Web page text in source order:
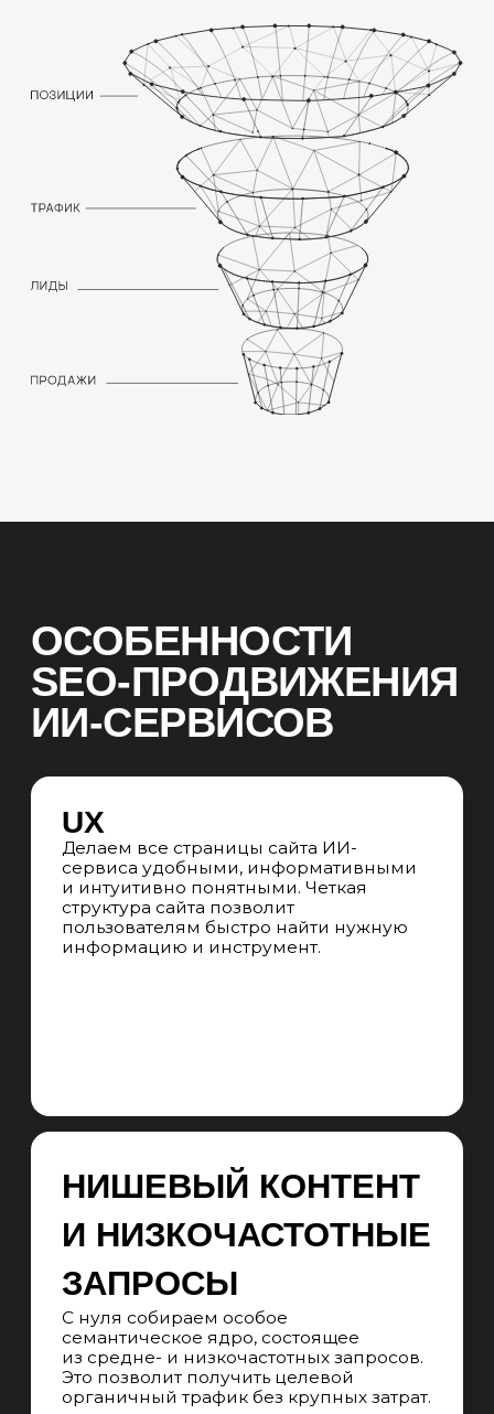
Качественный и информативный
контент способствует увеличению
времени нахождения пользователей
на сайте и повышает доверие к бренду.
ОКОЛОЦЕЛЕВЫЕ
Собираем семантическое ядро
с околоцелевыми запросами.
Оптимизируем ими коммерческие
страницы и статьи для привлечения
последующего знакомства с продуктом.
ЭТАПЫ SEO-
01. WEB-АНАЛИТИКА
БРИФИНГ
в нишу и целевую аудиторию бизнеса,
оцениваем потенциал бизнеса,
определяем основные сегменты
продвижения. Выявляем
приоритетные услуги и категории
для оптимизации
SEO-АУДИТ САЙТА
АНАЛИЗ SERP
Анализируем ТОП-10 поисковой
сформированность выдачи
и возможности для SEO-продвижения.
АНАЛИЗ КОНКУРЕНТОВ
лидеров в поисковом пространстве
по всем регионам продвижения,
собирая лучшие решения
на посадочных страницах, в структуре
и ссылочных профилях.
СЕМАНТИЧЕСКОЕ ЯДРО